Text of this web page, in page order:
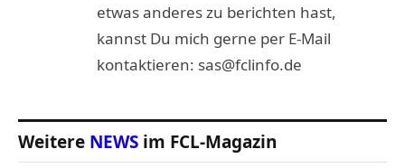
etwas anderes zu berichten hast,
kannst Du mich gerne per E-Mail
kontaktieren: sas@fclinfo.de
Weitere NEWS im FCL-Magazin